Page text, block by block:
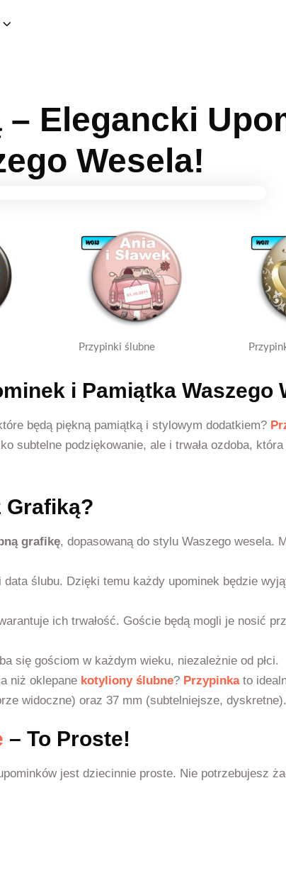
Elegancki
Wesela!
Przypinki ślubne
i Pamiątka Waszego
będą piękną pamiątką i stylowym dodatkiem?
subtelne podziękowanie, ale i trwała ozdoba,
Grafiką?
grafikę, dopasowaną do stylu Waszego wesela.
ślubu. Dzięki temu każdy upominek będzie
ich trwałość. Goście będą mogli je nosić
się gościom w każdym wieku, niezależnie od płci.
niż oklepane kotyliony ślubne? Przypinkato
widoczne) oraz 37 mm (subtelniejsze, dyskretne).
– To Proste!
jest dziecinnie proste. Nie potrzebujesz